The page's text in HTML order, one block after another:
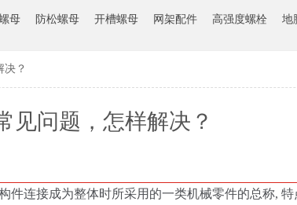
母 防松螺母 开槽螺母 网架配件 高强度螺栓 地
？
见问题，怎样解决？
连接成为整体时所采用的一类机械零件的总称,